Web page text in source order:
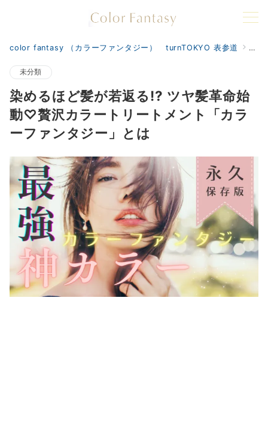
color fantasy （カラーファンタジー） turnTOKYO 表参道
未分類
染めるほど髪が若返る!? ツヤ髪革命始
動♡贅沢カラートリートメント「カラ
ーファンタジー」とは